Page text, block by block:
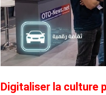
Digitaliser la culture